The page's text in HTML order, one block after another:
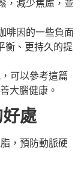
，減少焦慮，並
啡因的一些負面
衡、更持久的提
可以參考這篇
大腦健康。
處
，預防動脈硬